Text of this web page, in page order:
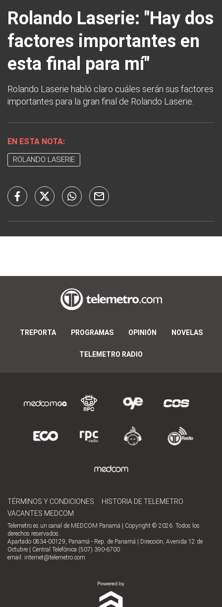
Rolando Laserie: "Hay dos
factores importantes en
esta final para mí"
Rolando Laserie habló claro cuáles serán sus factores
importantes para la gran final de Rolando Laserie.
EN ESTA NOTA:
ROLANDO LASERIE
TREPORTA PROGRAMAS OPINIÓN NOVELAS
TELEMETRO RADIO
TÉRMINOS Y CONDICIONES
HISTORIA DE TELEMETRO
VACANTES MEDCOM
Telemetro es un canal de MEDCOM Panamá | Copyright © 2026. Todos los
derechos reservados.
Apartado 0834-00129, Panamá - Rep. de Panamá | Dirección, Avenida 12 de
Octubre | Central Telefónica (507) 390-6700
email: internet@telemetro.com